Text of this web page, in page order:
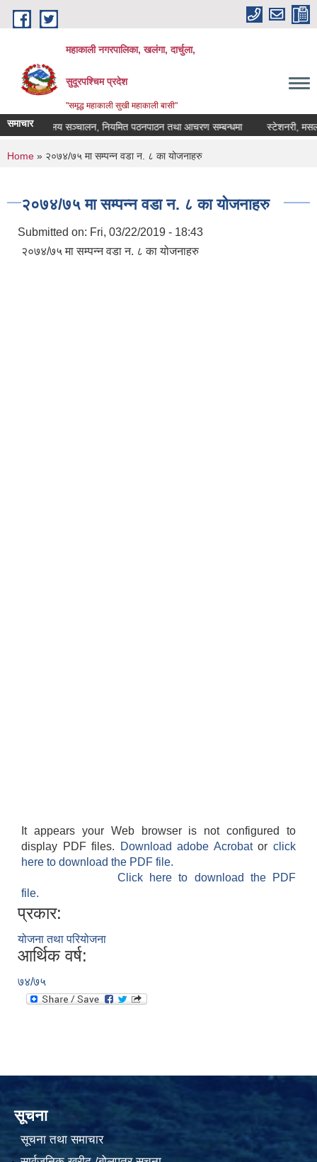
Skip to main content
महाकाली नगरपालिका, खलंगा, दार्चुला,
सुदूरपश्चिम प्रदेश
"समृद्ध महाकाली सुखी महाकाली बासी"
समाचारविद्यालय सञ्चालन, नियमित पठनपाठन तथा आचरण सम्बन्धमा स्टेशनरी, मसलन्द
You are here
Home » २०७४/७५ मा सम्पन्न वडा न. ८ का योजनाहरु
२०७४/७५ मा सम्पन्न वडा न. ८ का योजनाहरु
Submitted on: Fri, 03/22/2019 - 18:43
२०७४/७५ मा सम्पन्न वडा न. ८ का योजनाहरु
It appears your Web browser is not configured to
display PDF files.
Download adobe Acrobatorclick
here to download the PDF file.
Click here to download the PDF
file.
प्रकार:
योजना तथा परियोजना
आर्थिक वर्ष:
७४/७५
सूचना
सूचना तथा समाचार